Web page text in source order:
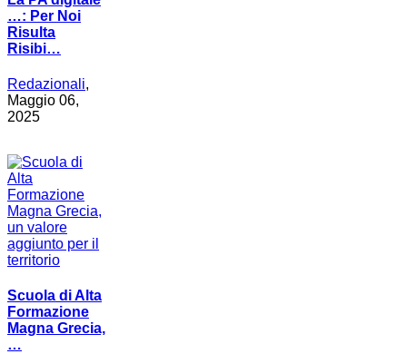
…: Per Noi
Risulta
Risibi…
Redazionali,
Maggio 06,
2025
Scuola di Alta
Formazione
Magna Grecia,
…